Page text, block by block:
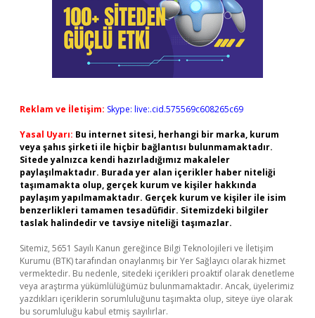
Reklam ve İletişim: Skype: live:.cid.575569c608265c69
Yasal Uyarı: Bu internet sitesi, herhangi bir marka, kurum
veya şahıs şirketi ile hiçbir bağlantısı bulunmamaktadır.
Sitede yalnızca kendi hazırladığımız makaleler
paylaşılmaktadır. Burada yer alan içerikler haber niteliği
taşımamakta olup, gerçek kurum ve kişiler hakkında
paylaşım yapılmamaktadır. Gerçek kurum ve kişiler ile isim
benzerlikleri tamamen tesadüfidir. Sitemizdeki bilgiler
taslak halindedir ve tavsiye niteliği taşımazlar.
Sitemiz, 5651 Sayılı Kanun gereğince Bilgi Teknolojileri ve İletişim
Kurumu (BTK) tarafından onaylanmış bir Yer Sağlayıcı olarak hizmet
vermektedir. Bu nedenle, sitedeki içerikleri proaktif olarak denetleme
veya araştırma yükümlülüğümüz bulunmamaktadır. Ancak, üyelerimiz
yazdıkları içeriklerin sorumluluğunu taşımakta olup, siteye üye olarak
bu sorumluluğu kabul etmiş sayılırlar.